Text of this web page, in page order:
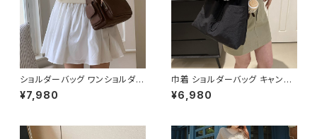
ショルダーバッグ ワンショルダー
バッグ レディース バッグ 肩掛け
斜めがけ クロスボディ おしゃれ
夏コーデ K-B0212
¥7,980
巾着 ショルダーバッグ キャンバ
ス 肩掛けバッグ レディース バッ
グ 大容量 軽量 ナチュラル カジ
K-B0227
¥6,980